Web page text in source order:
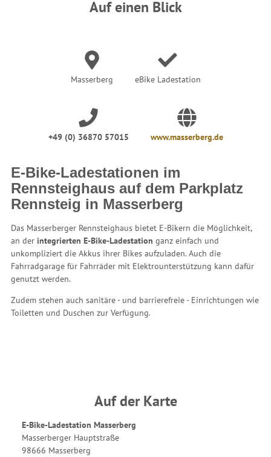
Auf einen Blick
Masserberg eBike Ladestation
+49 (0) 36870 57015 www.masserberg.de
E-Bike-Ladestationen im
Rennsteighaus auf dem Parkplatz
Rennsteig in Masserberg
Das Masserberger Rennsteighaus bietet E-Bikern die Möglichkeit,
an der integrierten E-Bike-Ladestation ganz einfach und
unkompliziert die Akkus ihrer Bikes aufzuladen. Auch die
Fahrradgarage für Fahrräder mit Elektrounterstützung kann dafür
genutzt werden.
Zudem stehen auch sanitäre - und barrierefreie - Einrichtungen wie
Toiletten und Duschen zur Verfügung.
Auf der Karte
E-Bike-Ladestation Masserberg
Masserberger Hauptstraße
98666 Masserberg